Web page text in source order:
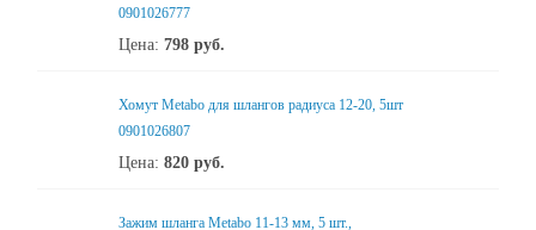
0901026777
Цена: 798 руб.
Хомут Metabo для шлангов радиуса 12-20, 5шт
0901026807
Цена: 820 руб.
Зажим шланга Metabo 11-13 мм, 5 шт.,